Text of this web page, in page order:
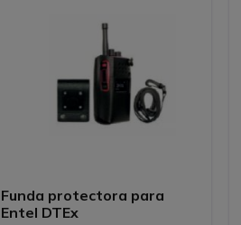
Funda protectora para
Entel DTEx